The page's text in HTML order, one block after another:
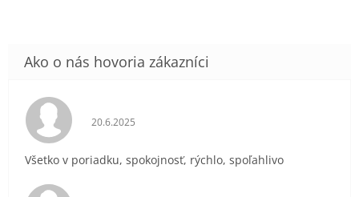
Hodnotenie obchodu je 5 z 5 hviezdičiek.
20.6.2025
Všetko v poriadku, spokojnosť, rýchlo, spoľahlivo